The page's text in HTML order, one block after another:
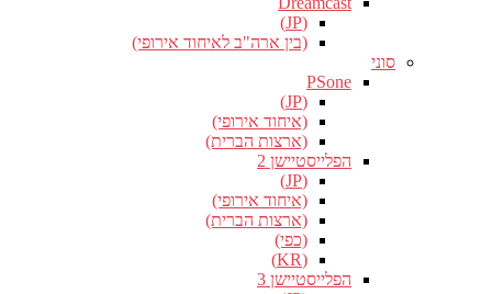
(JP)
(בין ארה"ב לאיחוד אירופי)
סוני
PSone
(JP)
(איחוד אירופי)
(ארצות הברית)
הפלייסטיישן 2
(JP)
(איחוד אירופי)
(ארצות הברית)
(כפי)
(KR)
הפלייסטיישן 3